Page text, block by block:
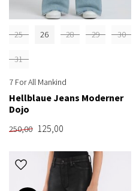
25 26 28 29 30
31
7 For All Mankind
Hellblaue Jeans Moderner
Dojo
250,00 125,00